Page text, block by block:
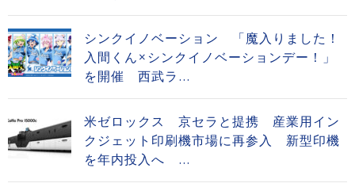
シンクイノベーション 「魔入りました！
入間くん×シンクイノベーションデー！」
を開催 西武ラ...
米ゼロックス 京セラと提携 産業用イン
クジェット印刷機市場に再参入 新型印機
を年内投入へ ...